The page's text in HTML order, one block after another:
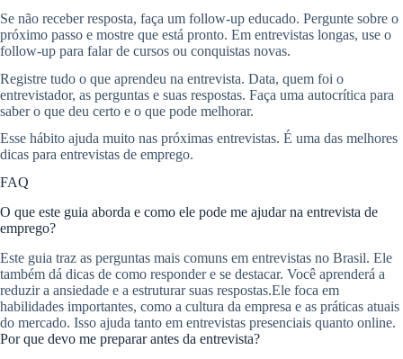
Se não receber resposta, faça um follow-up educado. Pergunte sobre o
próximo passo e mostre que está pronto. Em entrevistas longas, use o
follow-up para falar de cursos ou conquistas novas.
Registre tudo o que aprendeu na entrevista. Data, quem foi o
entrevistador, as perguntas e suas respostas. Faça uma autocrítica para
saber o que deu certo e o que pode melhorar.
Esse hábito ajuda muito nas próximas entrevistas. É uma das melhores
dicas para entrevistas de emprego.
FAQ
O que este guia aborda e como ele pode me ajudar na entrevista de
emprego?
Este guia traz as perguntas mais comuns em entrevistas no Brasil. Ele
também dá dicas de como responder e se destacar. Você aprenderá a
reduzir a ansiedade e a estruturar suas respostas.Ele foca em
habilidades importantes, como a cultura da empresa e as práticas atuais
do mercado. Isso ajuda tanto em entrevistas presenciais quanto online.
Por que devo me preparar antes da entrevista?